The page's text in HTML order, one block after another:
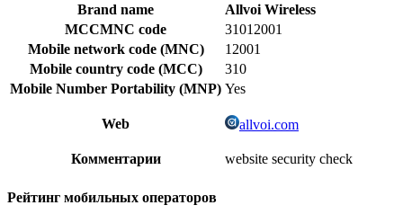
Brand name
Allvoi Wireless
MCCMNC code
31012001
Mobile network code (MNC)
12001
Mobile country code (MCC)
310
Mobile Number Portability (MNP) Yes
Web allvoi.com
Комментарии website security check
Рейтинг мобильных операторов